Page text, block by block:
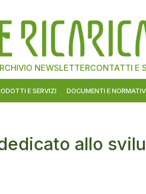
NEWSLETTERCONTATTI E
E SERVIZI DOCUMENTI E
allo